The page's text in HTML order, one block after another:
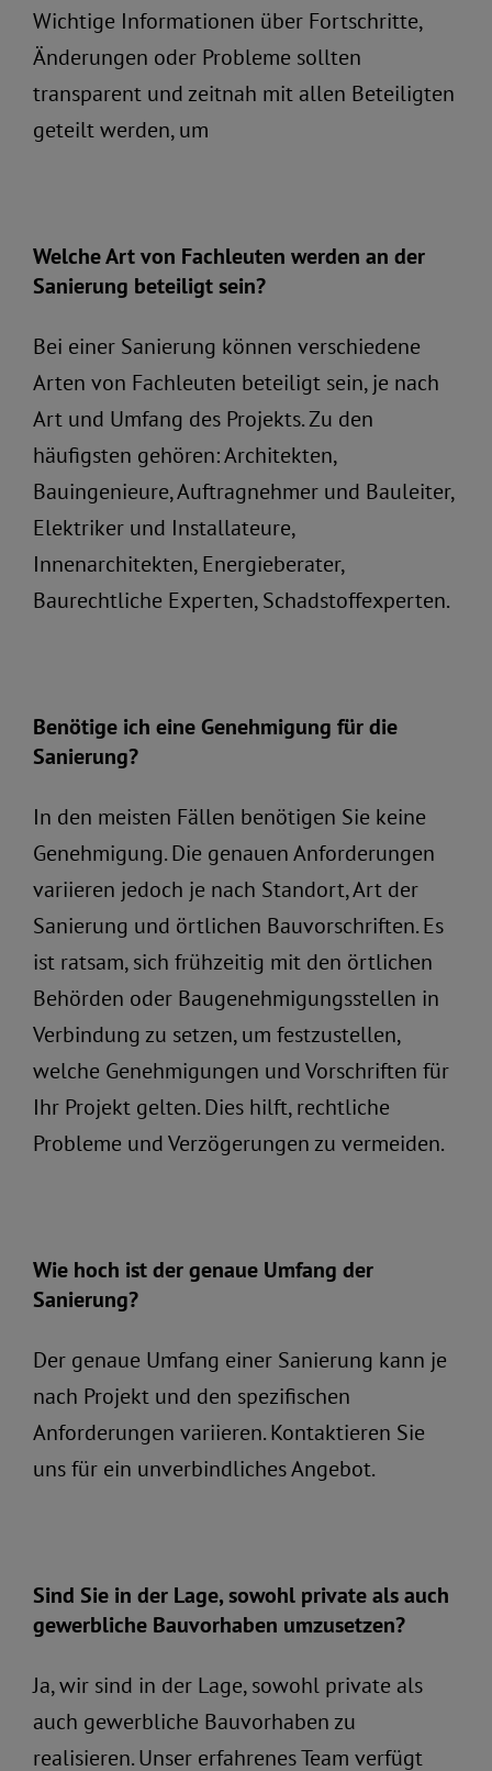
Wichtige Informationen über Fortschritte,
Änderungen oder Probleme sollten
transparent und zeitnah mit allen Beteiligten
geteilt werden, um
Welche Art von Fachleuten werden an der
Sanierung beteiligt sein?
Bei einer Sanierung können verschiedene
Arten von Fachleuten beteiligt sein, je nach
Art und Umfang des Projekts. Zu den
häufigsten gehören: Architekten,
Bauingenieure, Auftragnehmer und Bauleiter,
Elektriker und Installateure,
Innenarchitekten, Energieberater,
Baurechtliche Experten, Schadstoffexperten.
Benötige ich eine Genehmigung für die
Sanierung?
In den meisten Fällen benötigen Sie keine
Genehmigung. Die genauen Anforderungen
variieren jedoch je nach Standort, Art der
Sanierung und örtlichen Bauvorschriften. Es
ist ratsam, sich frühzeitig mit den örtlichen
Behörden oder Baugenehmigungsstellen in
Verbindung zu setzen, um festzustellen,
welche Genehmigungen und Vorschriften für
Ihr Projekt gelten. Dies hilft, rechtliche
Probleme und Verzögerungen zu vermeiden.
Wie hoch ist der genaue Umfang der
Sanierung?
Der genaue Umfang einer Sanierung kann je
nach Projekt und den spezifischen
Anforderungen variieren. Kontaktieren Sie
uns für ein unverbindliches Angebot.
Sind Sie in der Lage, sowohl private als auch
gewerbliche Bauvorhaben umzusetzen?
Ja, wir sind in der Lage, sowohl private als
auch gewerbliche Bauvorhaben zu
realisieren. Unser erfahrenes Team verfügt